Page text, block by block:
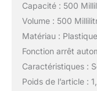
Capacité : 500
Volume : 500
Matériau :
Fonction arrêt
Caractéristiques :
Poids de l’article :